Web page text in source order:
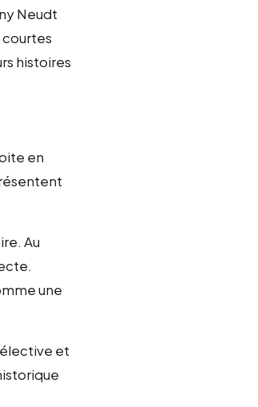
Neudt
courtes
histoires
en
Au
une
et